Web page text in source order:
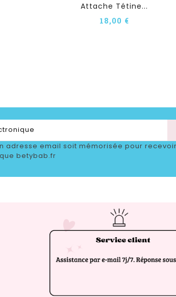
Attache Tétine...
18,00 €
adresse email soit mémorisée pour
betybab.fr